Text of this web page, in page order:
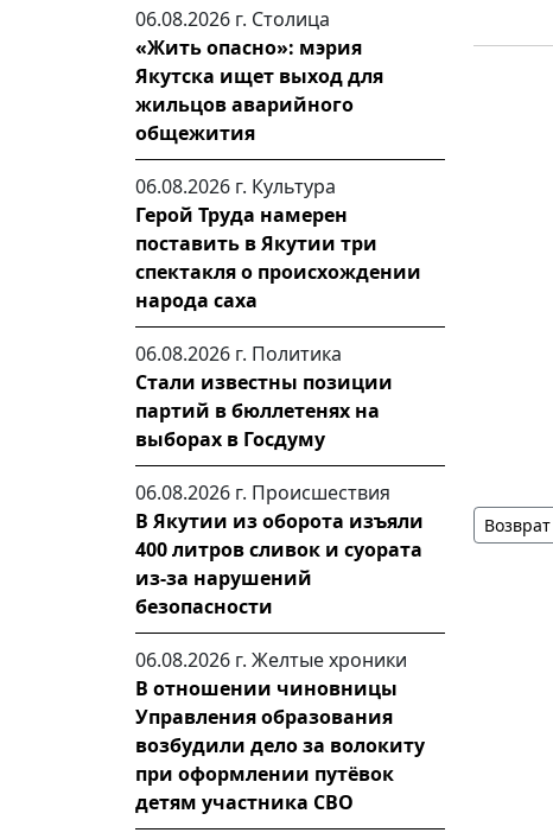
06.08.2026 г. Столица
«Жить опасно»: мэрия
Якутска ищет выход для
жильцов аварийного
общежития
06.08.2026 г. Культура
Герой Труда намерен
поставить в Якутии три
спектакля о происхождении
народа саха
06.08.2026 г. Политика
Стали известны позиции
партий в бюллетенях на
выборах в Госдуму
06.08.2026 г. Происшествия
В Якутии из оборота изъяли
400 литров сливок и суората
из-за нарушений
безопасности
06.08.2026 г. Желтые хроники
В отношении чиновницы
Управления образования
возбудили дело за волокиту
при оформлении путёвок
детям участника СВО